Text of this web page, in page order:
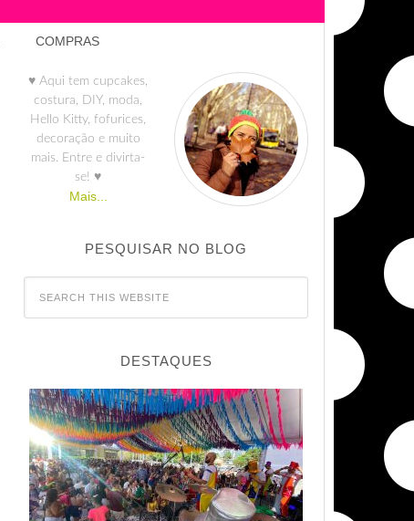
COMPRAS
♥ Aqui tem cupcakes,
costura, DIY, moda,
Hello Kitty, fofurices,
decoração e muito
mais. Entre e divirta-
se! ♥
Mais...
PESQUISAR NO BLOG
DESTAQUES